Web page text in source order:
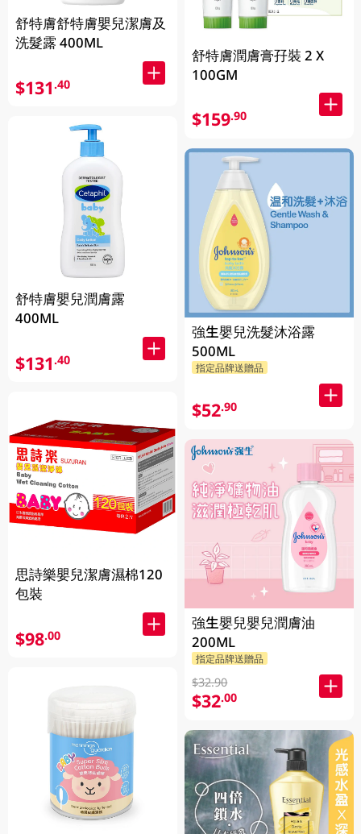
舒特膚舒特膚嬰兒潔膚及
洗髮露 400ML
$131.40
舒特膚嬰兒潤膚露
400ML
$131.40
思詩樂嬰兒潔膚濕棉120
包裝
$98.00
舒特膚潤膚膏孖裝 2 X
100GM
$159.90
強生嬰兒洗髮沐浴露
500ML
指定品牌送贈品
$52.90
強生嬰兒嬰兒潤膚油
200ML
指定品牌送贈品
$32.90
$32.00